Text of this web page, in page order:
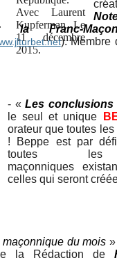
la Franc-
). Membre
- «Les
le seul et unique
orateur que toutes
! Beppe est par
toutes les
maçonniques
celles qui seront
du mois
la Rédaction de